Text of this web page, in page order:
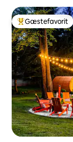
Bedste
Gæstefavorit